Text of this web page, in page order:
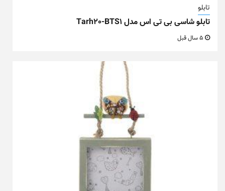
تابلو
تابلو شاسی بی تی اس مدل Tarh20-BTS1